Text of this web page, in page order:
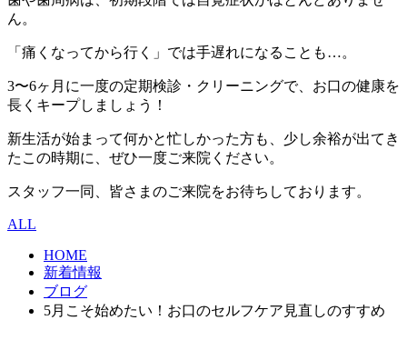
ん。
「痛くなってから行く」では手遅れになることも…。
3〜6ヶ月に一度の定期検診・クリーニングで、お口の健康を
長くキープしましょう！
新生活が始まって何かと忙しかった方も、少し余裕が出てき
たこの時期に、ぜひ一度ご来院ください。
スタッフ一同、皆さまのご来院をお待ちしております。
ALL
HOME
新着情報
ブログ
5月こそ始めたい！お口のセルフケア見直しのすすめ